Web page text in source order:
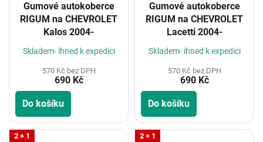
Gumové autokoberce
RIGUM na CHEVROLET
Kalos 2004-
Skladem- ihned k expedici
570 Kč bez DPH
690 Kč
Do košíku
Gumové autokoberce
RIGUM na CHEVROLET
Lacetti 2004-
Skladem- ihned k expedici
570 Kč bez DPH
690 Kč
Do košíku
2 + 1 2 + 1